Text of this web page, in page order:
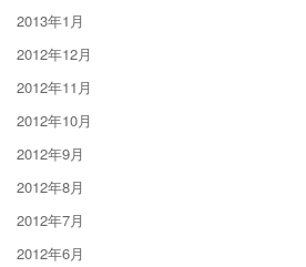
2013年1月
2012年12月
2012年11月
2012年10月
2012年9月
2012年8月
2012年7月
2012年6月